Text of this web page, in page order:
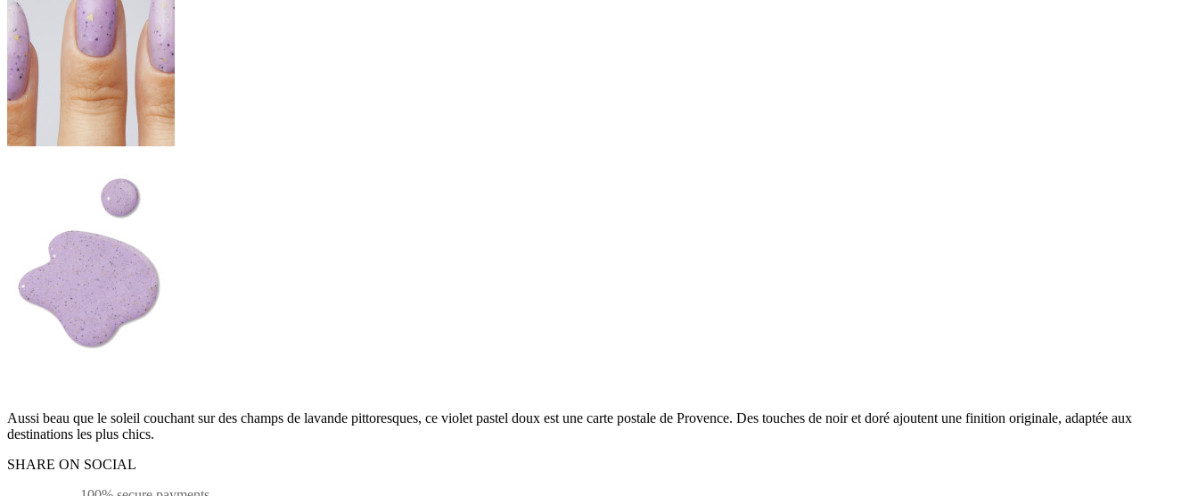
Aussi beau que le soleil couchant sur des champs de lavande pittoresques, ce violet pastel doux est une carte postale de Provence. Des touches de noir et doré ajoutent une finition originale, adaptée aux
destinations les plus chics.
SHARE ON SOCIAL